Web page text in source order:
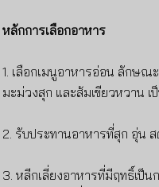
หลักการเลือกอาหาร
1. เลือกเมนูอาหารอ่อน ลักษณ
มะม่วงสุก และส้มเขียวหวาน เ
2. รับประทานอาหารที่สุก อุ่น ส
3. หลีกเลี่ยงอาหารที่มีฤทธิ์เป็น